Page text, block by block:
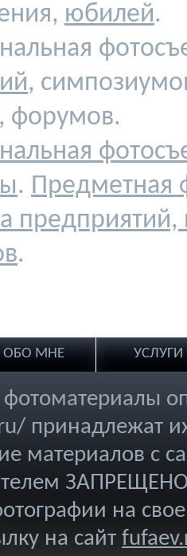
юбилей.
,
форумов.
. Предметная
.
ОБО МНЕ УСЛУГИ
фотоматериалы
принадлежат
материалов с
на
на сайт